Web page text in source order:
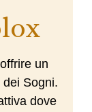
un
Sogni.
dove